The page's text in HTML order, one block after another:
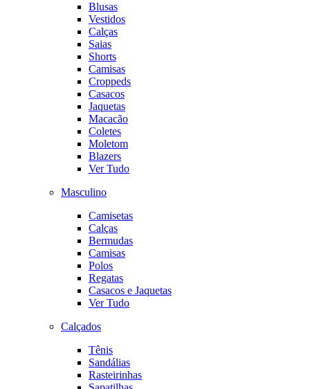
Blusas
Vestidos
Calças
Saias
Shorts
Camisas
Croppeds
Casacos
Jaquetas
Macacão
Coletes
Moletom
Blazers
Ver Tudo
Masculino
Camisetas
Calças
Bermudas
Camisas
Polos
Regatas
Casacos e Jaquetas
Ver Tudo
Calçados
Tênis
Sandálias
Rasteirinhas